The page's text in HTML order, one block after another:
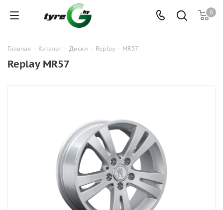
0
Главная - Каталог - Диски - Replay - MR57
Replay MR57